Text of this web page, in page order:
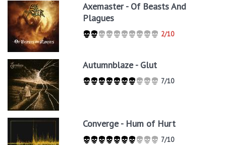
Axemaster - Of Beasts And
Plagues
2/10
Autumnblaze - Glut
7/10
Converge - Hum of Hurt
7/10